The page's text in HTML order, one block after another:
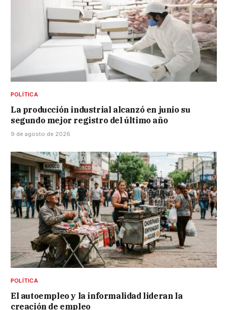
POLÍTICA
La producción industrial alcanzó en junio su
segundo mejor registro del último año
9 de agosto de 2026
POLÍTICA
El autoempleo y la informalidad lideran la
creación de empleo